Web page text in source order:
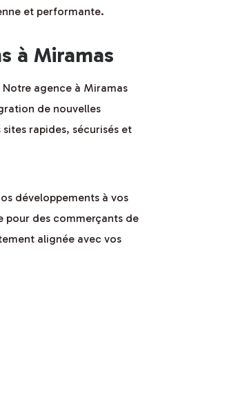
et performante.
à Miramas
agence à Miramas
de nouvelles
rapides, sécurisés et
développements à vos
pour des commerçants de
alignée avec vos